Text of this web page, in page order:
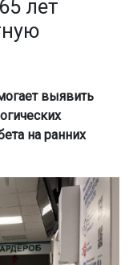
лет
выявить
на ранних